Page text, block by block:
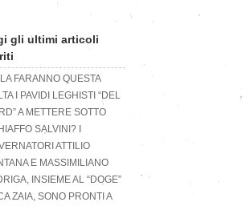
gli ultimi articoli
FARANNO QUESTA
I PAVIDI LEGHISTI “DEL
A METTERE SOTTO
SALVINI? I
ATTILIO
E MASSIMILIANO
INSIEME AL “DOGE”
ZAIA, SONO PRONTI A